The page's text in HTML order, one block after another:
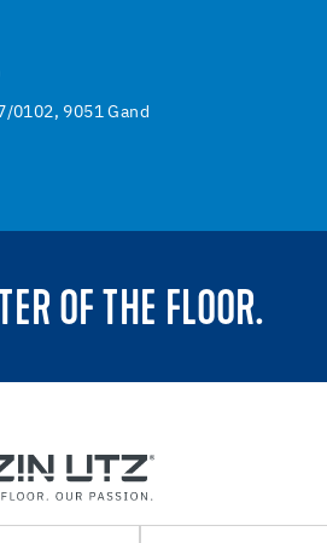
0102, 9051 Gand
OF THE FLOOR.